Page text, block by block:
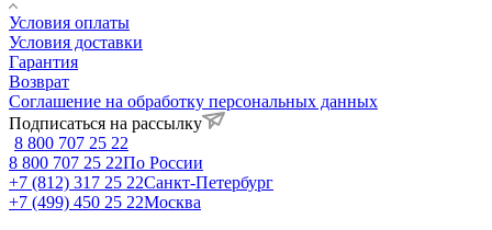
Условия оплаты
Условия доставки
Гарантия
Возврат
Соглашение на обработку персональных данных
Подписаться на рассылку
8 800 707 25 22
8 800 707 25 22По России
+7 (812) 317 25 22Санкт-Петербург
+7 (499) 450 25 22Москва